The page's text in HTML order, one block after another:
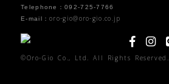
Telephone：092-725-7766
E-mail：oro-gio@oro-gio.co.jp
©Oro-Gio Co., Ltd. All Rights Reserved.